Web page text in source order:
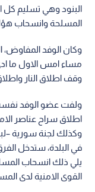
البنود وهي تسليم كل
المسلحة وانسحاب
وكان الوفد
مساء امس الاول ما
وقف اطلاق النار واطلاق سراح 3 من رجال
ولفت عضو الوفد نفسه
اطلاق سراح عناصر
وكذلك لجنة سورية
في البلدة، ستدخل
يلي ذلك انسحاب
القوى الامنية لدى